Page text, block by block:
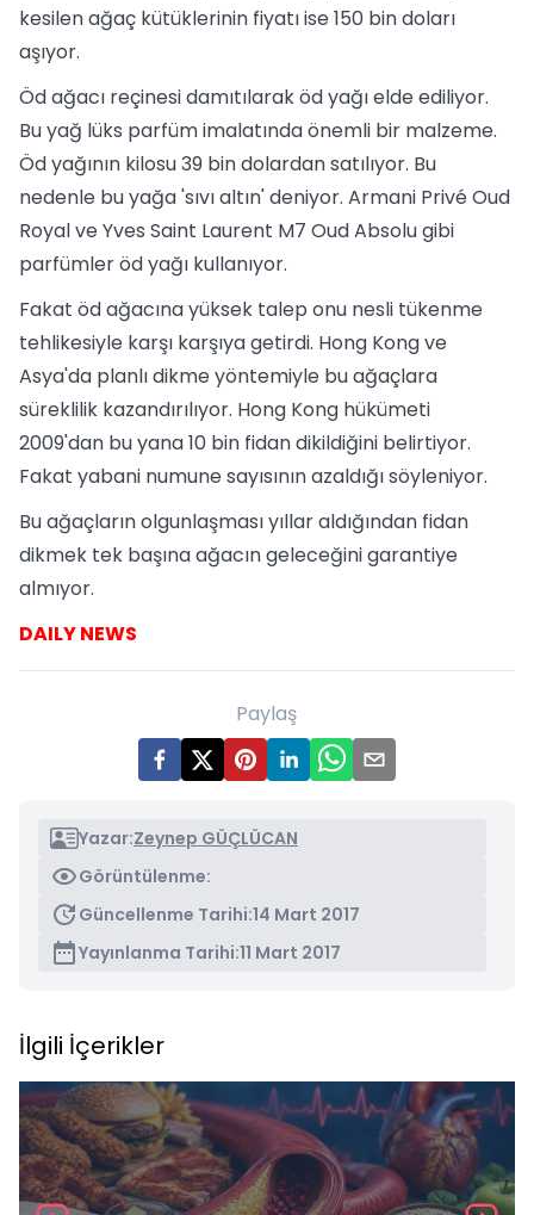
kesilen ağaç kütüklerinin fiyatı ise 150 bin doları
aşıyor.
Öd ağacı reçinesi damıtılarak öd yağı elde ediliyor.
Bu yağ lüks parfüm imalatında önemli bir malzeme.
Öd yağının kilosu 39 bin dolardan satılıyor. Bu
nedenle bu yağa 'sıvı altın' deniyor. Armani Privé Oud
Royal ve Yves Saint Laurent M7 Oud Absolu gibi
parfümler öd yağı kullanıyor.
Fakat öd ağacına yüksek talep onu nesli tükenme
tehlikesiyle karşı karşıya getirdi. Hong Kong ve
Asya'da planlı dikme yöntemiyle bu ağaçlara
süreklilik kazandırılıyor. Hong Kong hükümeti
2009'dan bu yana 10 bin fidan dikildiğini belirtiyor.
Fakat yabani numune sayısının azaldığı söyleniyor.
Bu ağaçların olgunlaşması yıllar aldığından fidan
dikmek tek başına ağacın geleceğini garantiye
almıyor.
DAILY NEWS
Paylaş
Yazar:Zeynep GÜÇLÜCAN
Görüntülenme:
Güncellenme Tarihi:14 Mart 2017
Yayınlanma Tarihi:11 Mart 2017
İlgili İçerikler